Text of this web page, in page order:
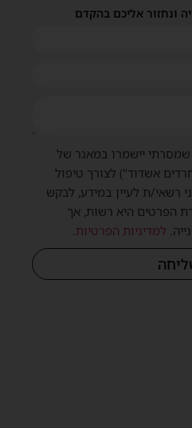
ונחזור אליכם בהקדם
יישמרו במאגר של
אשדוד") לצורך טיפול
רשאי/ת לעיין במידע, לבקש
הפרטים היא רשות, אך
למדיניות הפרטיות